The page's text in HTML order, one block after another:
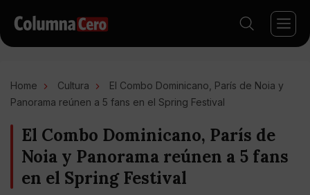
Home Cultura
El Combo Dominicano, París de Noia y
Panorama reúnen a 5 fans en el Spring Festival
El Combo Dominicano, París de
Noia y Panorama reúnen a 5 fans
en el Spring Festival